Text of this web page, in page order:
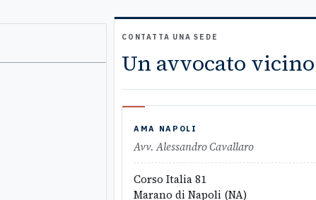
CONTATTA UNA SEDE
Un avvocato vicino
AMA NAPOLI
Avv. Alessandro Cavallaro
Corso Italia 81
Marano di Napoli (NA)